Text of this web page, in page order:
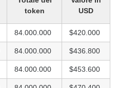
token
USD
84.000.000 $420.000
84.000.000 $436.800
84.000.000 $453.600